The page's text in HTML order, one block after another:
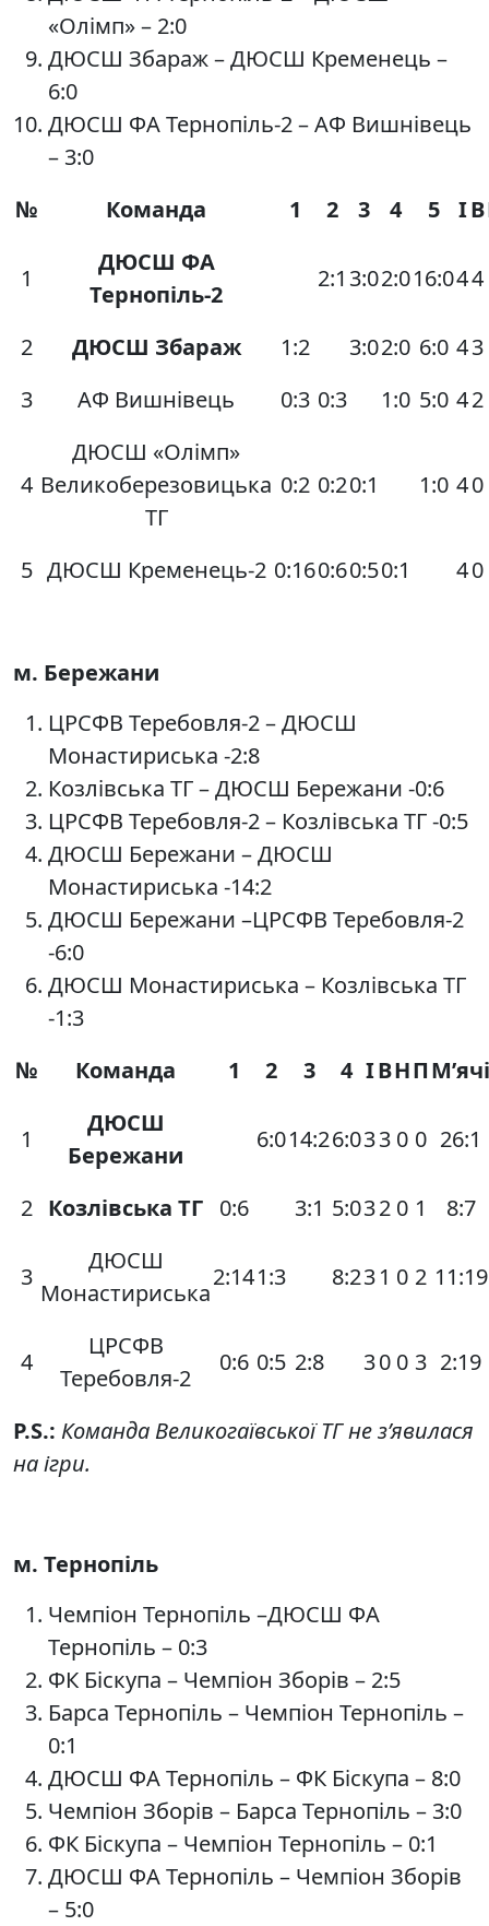
«Олімп» – 2:0
ДЮСШ Збараж – ДЮСШ Кременець –
6:0
ДЮСШ ФА Тернопіль-2 – АФ Вишнівець
– 3:0
№
Команда 1 2 3 4 5 ІВ
1
ДЮСШ ФА
Тернопіль-2
2:1 3:02:016:044
2 ДЮСШ Збараж 1:2 3:02:0 6:0 43
3
АФ Вишнівець 0:3 0:3 1:0 5:0 42
4
ДЮСШ «Олімп»
Великоберезовицька
ТГ
0:2 0:20:1 1:0 40
5 ДЮСШ Кременець-2 0:160:60:50:1 40
м. Бережани
ЦРСФВ Теребовля-2 – ДЮСШ
Монастириська -2:8
Козлівська ТГ – ДЮСШ Бережани -0:6
ЦРСФВ Теребовля-2 – Козлівська ТГ -0:5
ДЮСШ Бережани – ДЮСШ
Монастириська -14:2
ДЮСШ Бережани –ЦРСФВ Теребовля-2
-6:0
ДЮСШ Монастириська – Козлівська ТГ
-1:3
№
Команда 1 2 3 4 ІВНПМ’ячі
1
ДЮСШ
Бережани
6:014:26:033 0 0 26:1
2 Козлівська ТГ 0:6 3:1 5:032 0 1 8:7
3
ДЮСШ
Монастириська
2:141:3 8:231 0 2 11:19
4
ЦРСФВ
Теребовля-2
0:6 0:5 2:8 30 0 3 2:19
P.S.: Команда Великогаївської ТГ не з’явилася
на ігри.
м. Тернопіль
Чемпіон Тернопіль –ДЮСШ ФА
Тернопіль – 0:3
ФК Біскупа – Чемпіон Зборів – 2:5
Барса Тернопіль – Чемпіон Тернопіль –
0:1
ДЮСШ ФА Тернопіль – ФК Біскупа – 8:0
Чемпіон Зборів – Барса Тернопіль – 3:0
ФК Біскупа – Чемпіон Тернопіль – 0:1
ДЮСШ ФА Тернопіль – Чемпіон Зборів
– 5:0